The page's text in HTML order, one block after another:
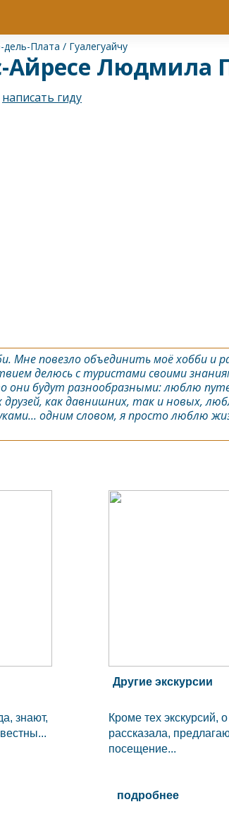
Плата / Гуалегуайчу
Айресе Людмила
написать гиду
Мне повезло объединить моё хобби и
делюсь с туристами своими
они будут разнообразными: люблю
как давнишних, так и новых,
одним словом, я просто люблю
знают,
Другие экскурсии
Кроме тех экскурсий,
рассказала,
посещение...
подробнее